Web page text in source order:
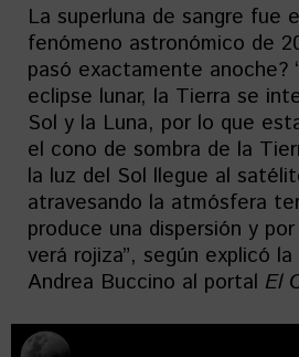
La superluna de sangre fue
fenómeno astronómico de
pasó exactamente anoche?
eclipse lunar, la Tierra se
Sol y la Luna, por lo que
el cono de sombra de la
la luz del Sol llegue al
atravesando la atmósfera
produce una dispersión y
verá rojiza”, según explicó
Andrea Buccino al portal El